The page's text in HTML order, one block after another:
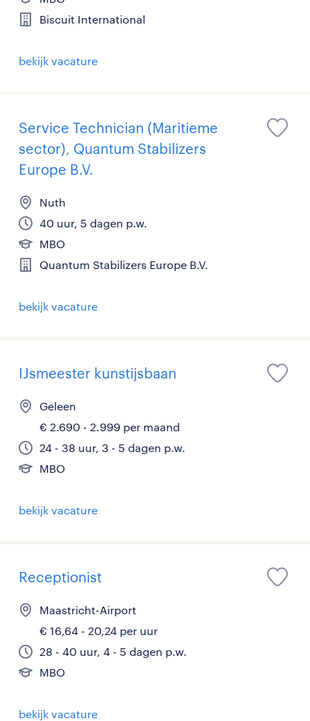
Biscuit International
bekijk vacature
Service Technician (Maritieme
sector), Quantum Stabilizers
Europe B.V.
Nuth
40 uur, 5 dagen p.w.
MBO
Quantum Stabilizers Europe B.V.
bekijk vacature
IJsmeester kunstijsbaan
Geleen
€ 2.690 - 2.999 per maand
24 - 38 uur, 3 - 5 dagen p.w.
MBO
bekijk vacature
Receptionist
Maastricht-Airport
€ 16,64 - 20,24 per uur
28 - 40 uur, 4 - 5 dagen p.w.
MBO
bekijk vacature